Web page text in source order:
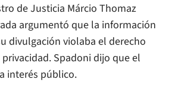
de Justicia Márcio Thomaz
argumentó que la información
divulgación violaba el derecho
Spadoni dijo que el
interés público.